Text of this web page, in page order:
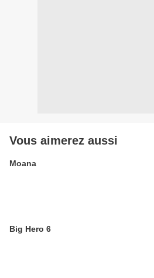
Vous aimerez aussi
Moana
Big Hero 6